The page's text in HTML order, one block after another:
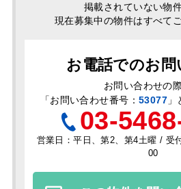
掲載されていない物
現在募集中の物件はすべて
お電話でのお問
お問い合わせの際
「お問い合わせ番号： 53077
03-
営業日：平日、第2、第4土曜 / 受
00